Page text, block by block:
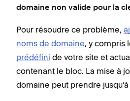
domaine non valide pour la
Pour résoudre ce problème,
noms de domaine, y compris
prédéfini de votre site et
contenant le bloc. La mise à
domaine peut prendre